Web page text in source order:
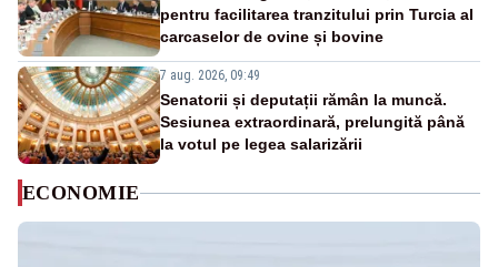
pentru facilitarea tranzitului prin Turcia al
carcaselor de ovine și bovine
7 aug. 2026, 09:49
Senatorii și deputații rămân la muncă.
Sesiunea extraordinară, prelungită până
la votul pe legea salarizării
ECONOMIE